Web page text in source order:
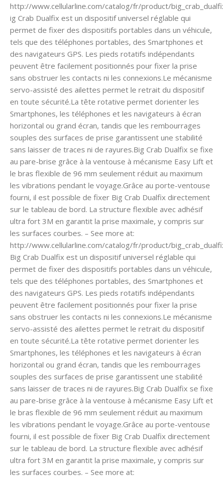
http://www.cellularline.com/catalog/fr/product/
ig Crab Dualfix est un dispositif universel réglable qui
permet de fixer des dispositifs portables dans un véhicule,
tels que des téléphones portables, des Smartphones et
des navigateurs GPS. Les pieds rotatifs indépendants
peuvent être facilement positionnés pour fixer la prise
sans obstruer les contacts ni les connexions.Le mécanisme
servo-assisté des ailettes permet le retrait du dispositif
en toute sécurité.La tête rotative permet dorienter les
Smartphones, les téléphones et les navigateurs à écran
horizontal ou grand écran, tandis que les rembourrages
souples des surfaces de prise garantissent une stabilité
sans laisser de traces ni de rayures.Big Crab Dualfix se fixe
au pare-brise grâce à la ventouse à mécanisme Easy Lift et
le bras flexible de 96 mm seulement réduit au maximum
les vibrations pendant le voyage.Grâce au porte-ventouse
fourni, il est possible de fixer Big Crab Dualfix directement
sur le tableau de bord. La structure flexible avec adhésif
ultra fort 3M en garantit la prise maximale, y compris sur
les surfaces courbes. – See more at:
http://www.cellularline.com/catalog/fr/product/
Big Crab Dualfix est un dispositif universel réglable qui
permet de fixer des dispositifs portables dans un véhicule,
tels que des téléphones portables, des Smartphones et
des navigateurs GPS. Les pieds rotatifs indépendants
peuvent être facilement positionnés pour fixer la prise
sans obstruer les contacts ni les connexions.Le mécanisme
servo-assisté des ailettes permet le retrait du dispositif
en toute sécurité.La tête rotative permet dorienter les
Smartphones, les téléphones et les navigateurs à écran
horizontal ou grand écran, tandis que les rembourrages
souples des surfaces de prise garantissent une stabilité
sans laisser de traces ni de rayures.Big Crab Dualfix se fixe
au pare-brise grâce à la ventouse à mécanisme Easy Lift et
le bras flexible de 96 mm seulement réduit au maximum
les vibrations pendant le voyage.Grâce au porte-ventouse
fourni, il est possible de fixer Big Crab Dualfix directement
sur le tableau de bord. La structure flexible avec adhésif
ultra fort 3M en garantit la prise maximale, y compris sur
les surfaces courbes. – See more at: